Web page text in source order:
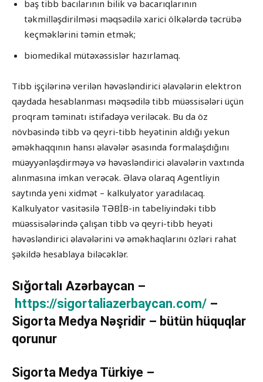
baş tibb bacılarının bilik və bacarıqlarının
təkmilləşdirilməsi məqsədilə xarici ölkələrdə təcrübə
keçməklərini təmin etmək;
biomedikal mütəxəssislər hazırlamaq.
Tibb işçilərinə verilən həvəsləndirici əlavələrin elektron
qaydada hesablanması məqsədilə tibb müəssisələri üçün
proqram təminatı istifadəyə veriləcək. Bu da öz
növbəsində tibb və qeyri-tibb heyətinin aldığı yekun
əməkhaqqının hansı əlavələr əsasında formalaşdığını
müəyyənləşdirməyə və həvəsləndirici əlavələrin vaxtında
alınmasına imkan verəcək. Əlavə olaraq Agentliyin
saytında yeni xidmət – kalkulyator yaradılacaq.
Kalkulyator vasitəsilə TƏBİB-in tabeliyindəki tibb
müəssisələrində çalışan tibb və qeyri-tibb heyəti
həvəsləndirici əlavələrini və əməkhaqlarını özləri rahat
şəkildə hesablaya biləcəklər.
Sığortalı Azərbaycan –
https://sigortaliazerbaycan.com/ –
Sigorta Medya Nəşridir – bütün hüquqlar
qorunur
Sigorta Medya Türkiye –